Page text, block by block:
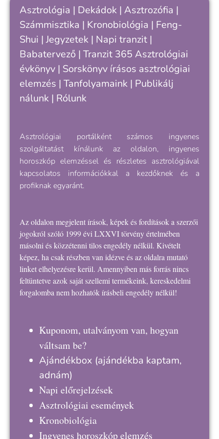
Asztrológia | Dekádok | Asztrozófia |
Számmisztika | Kronobiológia | Feng-
Shui | Jegyzetek | Napi tranzit |
Babatervező | Tranzit 365 Asztrológiai
évkönyv | Sorskönyv írásos asztrológiai
elemzés | Tanfolyamaink | Publikálj
nálunk | Rólunk
Asztrológiai portálként számos ingyenes
szolgáltatást kínálunk az oldalon, ingyenes
horoszkóp elemzéssel és részletes asztrológiával
kapcsolatos információkkal a kezdőknek és a
profiknak egyaránt.
Az oldalon megjelent írások, képek és fordítások a szerzői
jogokról szóló 1999 évi LXXVI törvény értelmében
másolni és közzétenni tilos engedély nélkül. Kivételt
képez, ha csak részben van idézve és az oldalra mutató
linket elhelyezésre kerül. Amennyiben más forrás nincs
feltüntetve azok saját szellemi termékeink, kereskedelmi
forgalomba nem hozhatók írásbeli engedély nélkül!
Kuponom, utalványom van, hogyan
váltsam be?
Ajándékbox (ajándékba kaptam,
adnám)
Napi előrejelzések
Asztrológiai események
Kronobiológia
Ingyenes horoszkóp elemzés